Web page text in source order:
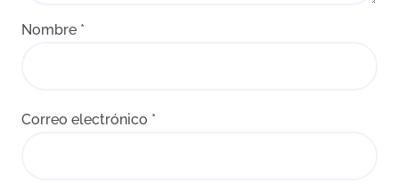
Nombre *
Correo electrónico *